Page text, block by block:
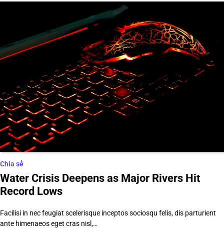
Chia sẻ
Water Crisis Deepens as Major Rivers Hit
Record Lows
Facilisi in nec feugiat scelerisque inceptos sociosqu felis, dis parturient
ante himenaeos eget cras nisl,…